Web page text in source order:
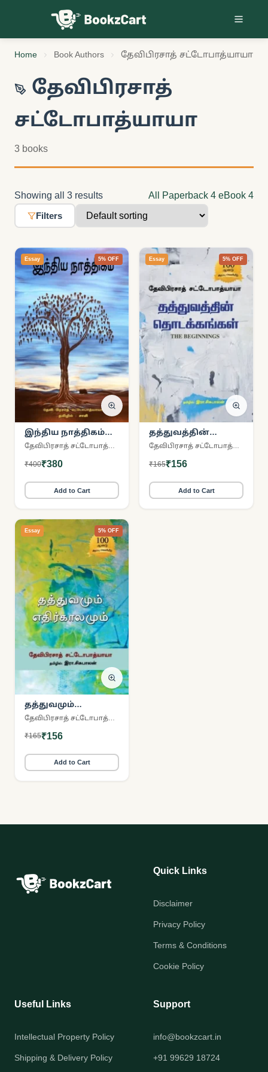
Skip to content
Home Book Authors தேவிபிரசாத் சட்டோபாத்யாயா
தேவிபிரசாத்
சட்டோபாத்யாயா
3 books
Showing all 3 results All Paperback 4 eBook 4
Filters
Essay 5% OFF
இந்திய நாத்திகம்
(சிந்தன் புக்ஸ்)
₹400₹380
Add to Cart
Essay 5% OFF
தத்துவத்தின்
தொடக்கங்கள்
₹165₹156
Add to Cart
Essay 5% OFF
தத்துவமும்
எதிர்காலமும்
₹165₹156
Add to Cart
Quick Links
Disclaimer
Privacy Policy
Terms & Conditions
Cookie Policy
Useful Links
Intellectual Property Policy
Shipping & Delivery Policy
Support
info@bookzcart.in
+91 99629 18724